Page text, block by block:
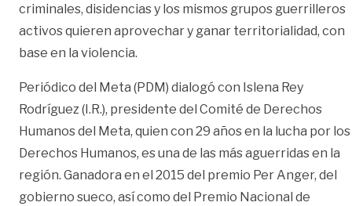
criminales, disidencias y los mismos grupos guerrilleros
activos quieren aprovechar y ganar territorialidad, con
base en la violencia.
Periódico del Meta (PDM) dialogó con Islena Rey
Rodríguez (I.R.), presidente del Comité de Derechos
Humanos del Meta, quien con 29 años en la lucha por los
Derechos Humanos, es una de las más aguerridas en la
región. Ganadora en el 2015 del premio Per Anger, del
gobierno sueco, así como del Premio Nacional de